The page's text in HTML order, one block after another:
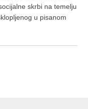
skrbi na temelju
u pisanom